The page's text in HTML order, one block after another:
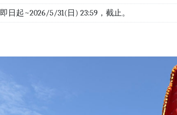
即日起~2026/5/31(日) 23:59，截止。